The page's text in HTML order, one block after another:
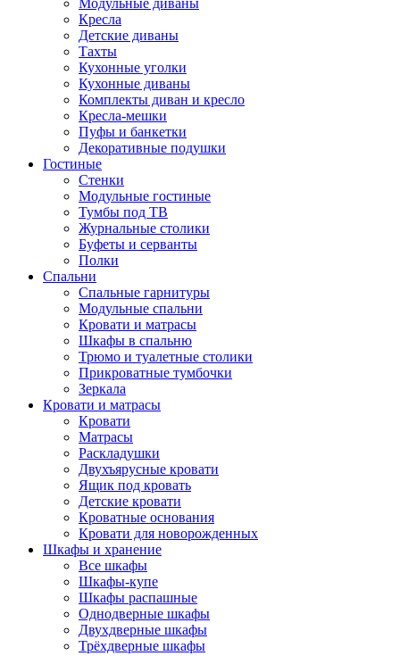
Модульные диваны
Кресла
Детские диваны
Тахты
Кухонные уголки
Кухонные диваны
Комплекты диван и кресло
Кресла-мешки
Пуфы и банкетки
Декоративные подушки
Гостиные
Стенки
Модульные гостиные
Тумбы под ТВ
Журнальные столики
Буфеты и серванты
Полки
Спальни
Спальные гарнитуры
Модульные спальни
Кровати и матрасы
Шкафы в спальню
Трюмо и туалетные столики
Прикроватные тумбочки
Зеркала
Кровати и матрасы
Кровати
Матрасы
Раскладушки
Двухъярусные кровати
Ящик под кровать
Детские кровати
Кроватные основания
Кровати для новорожденных
Шкафы и хранение
Все шкафы
Шкафы-купе
Шкафы распашные
Однодверные шкафы
Двухдверные шкафы
Трёхдверные шкафы